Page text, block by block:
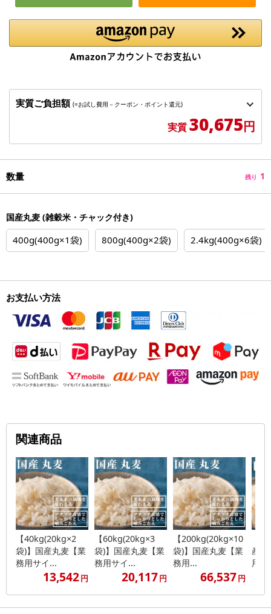
実質ご負担額 (=お試し費用－クーポン・ポイント還元)
実質30,675円
数量 残り 1
国産丸麦 (雑穀米・チャック付き)
400g(400g×1袋) 800g(400g×2袋) 2.4kg(400g×6袋)
お支払い方法
関連商品
【40kg(20kg×2
袋)】国産丸麦【業
務用サイ...
13,542円
【60kg(20kg×3
袋)】国産丸麦【業
務用サイ...
20,117円
【200kg(20kg×10
袋)】国産丸麦【業
務用...
66,537円
産
用